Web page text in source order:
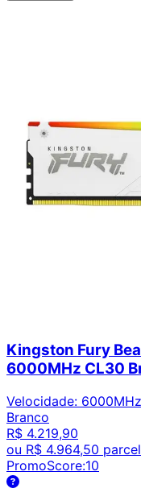
Kingston Fury
6000MHz CL30
Velocidade: 6000MHz
Branco
R$ 4.219,90
ou R$ 4.964,50
PromoScore:10